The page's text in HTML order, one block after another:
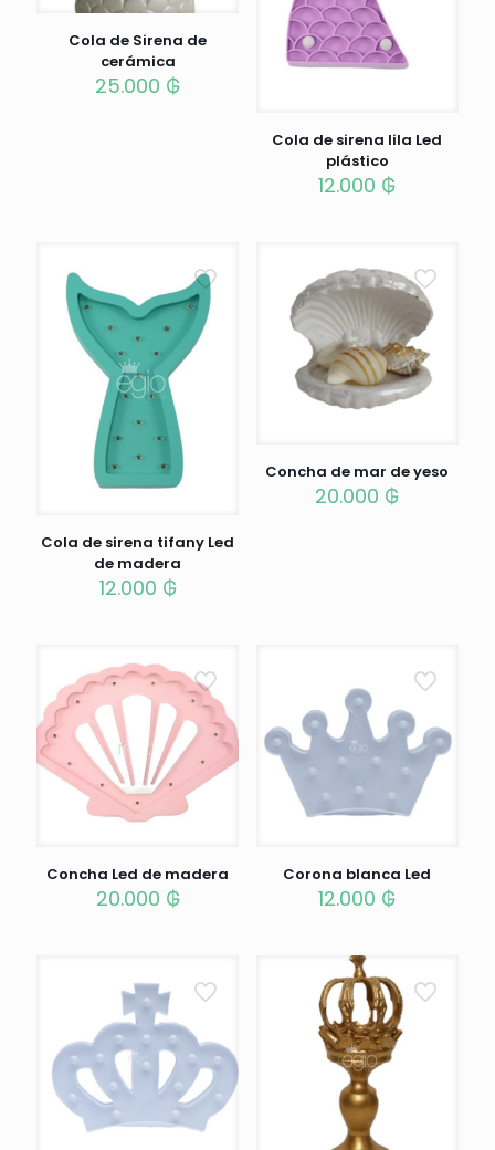
Cola de Sirena de
cerámica
25.000 ₲
Cola de sirena lila Led
plástico
12.000 ₲
Cola de sirena tifany Led
de madera
12.000 ₲
Concha de mar de yeso
20.000 ₲
Concha Led de madera
20.000 ₲
Corona blanca Led
12.000 ₲